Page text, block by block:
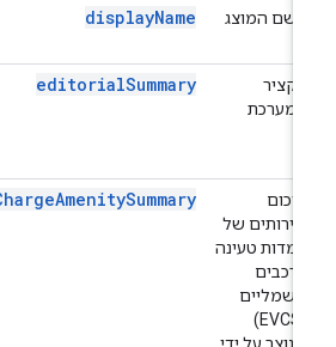
השם המוצג displayName
תקציר
המערכת
editorialSummary
שירותים של
עמדות טעינה
לרכבים
חשמליים
(EVCS)
evChargeAmenitySummary